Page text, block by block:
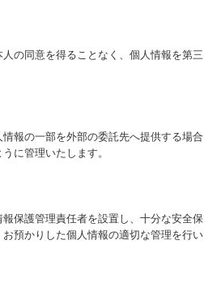
の同意を得ることなく、個人情報を第三
報の一部を外部の委託先へ提供する場合
に管理いたします。
保護管理責任者を設置し、十分な安全保
預かりした個人情報の適切な管理を行い